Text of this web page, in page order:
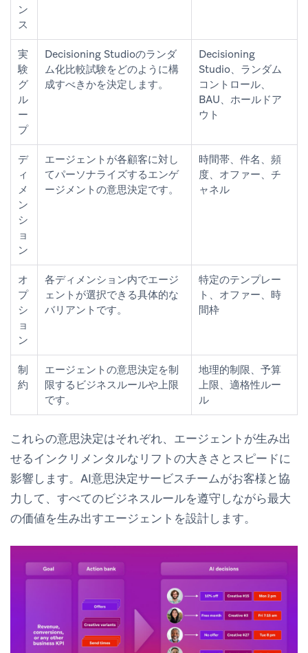
ン
ス
実
験
グ
ル
ー
プ
Decisioning Studioのランダ
ム化比較試験をどのように構
成すべきかを決定します。
Decisioning
Studio、ランダム
コントロール、
BAU、ホールドア
ウト
デ
ィ
メ
ン
シ
ョ
ン
エージェントが各顧客に対し
てパーソナライズするエンゲ
ージメントの意思決定です。
時間帯、件名、頻
度、オファー、チ
ャネル
オ
プ
シ
ョ
ン
各ディメンション内でエージ
ェントが選択できる具体的な
バリアントです。
特定のテンプレー
ト、オファー、時
間枠
制
約
エージェントの意思決定を制
限するビジネスルールや上限
です。
地理的制限、予算
上限、適格性ルー
ル
これらの意思決定はそれぞれ、エージェントが生み出
せるインクリメンタルなリフトの大きさとスピードに
影響します。AI意思決定サービスチームがお客様と協
力して、すべてのビジネスルールを遵守しながら最大
の価値を生み出すエージェントを設計します。